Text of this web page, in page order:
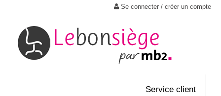
Se connecter / créer un compte
Service client